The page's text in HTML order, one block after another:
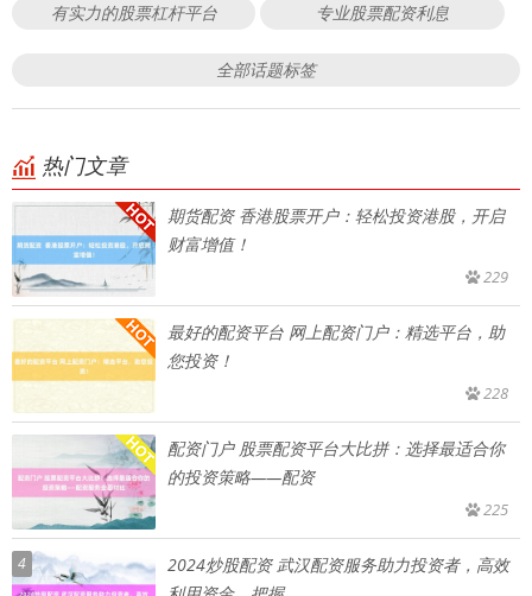
有实力的股票杠杆平台 专业股票配资利息
全部话题标签
热门文章
期货配资 香港股票开户：轻松投资港股，开启
财富增值！
229
最好的配资平台 网上配资门户：精选平台，助
您投资！
228
配资门户 股票配资平台大比拼：选择最适合你
的投资策略——配资
225
4
2024炒股配资 武汉配资服务助力投资者，高效